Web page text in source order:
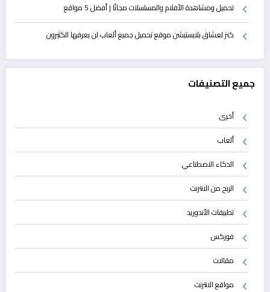
تحميل ومشاهدة الأفلام والمسلسلات مجانًا | أفضل 5 مواقع
كنز لعشاق بلايستيشن موقع تحميل جميع ألعاب لن يعرفها الكثيرون
جميع التصنيفات
أخرى
ألعاب
الذكاء الاصطناعي
الربح من الانترنت
تطبيقات الأندوريد
فوركس
مقالات
مواقع الانترنت